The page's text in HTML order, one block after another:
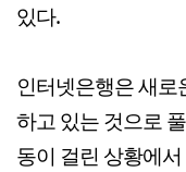
있다.
인터넷은행은 새
하고 있는 것으로
동이 걸린 상황에